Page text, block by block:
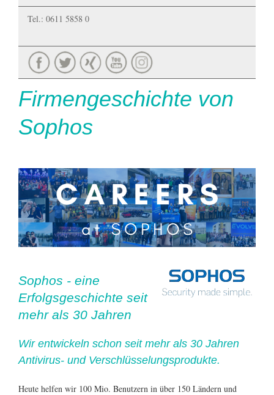
Tel.: 0611 5858 0
Firmengeschichte von
Sophos
Sophos - eine
Erfolgsgeschichte seit
mehr als 30 Jahren
Wir entwickeln schon seit mehr als 30 Jahren
Antivirus- und Verschlüsselungsprodukte.
Heute helfen wir 100 Mio. Benutzern in über 150 Ländern und